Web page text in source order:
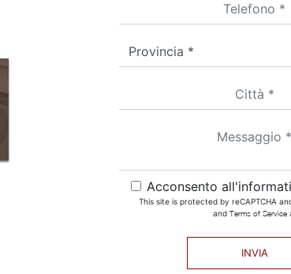
Acconsento
This site is protected by reCAPTCHA
and Terms of Service
INVIA